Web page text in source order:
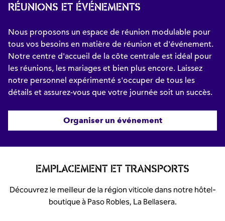
RÉUNIONS ET ÉVÉNEMENTS
Nous proposons un espace de réunion modulable pour
tous vos besoins en matière de réunion et d'événement.
Notre centre d'accueil de la côte centrale est idéal pour
les réunions, les mariages et bien plus encore. Laissez
notre personnel expérimenté s'occuper de tous les
détails et assurez-vous que votre journée soit un succès.
Organiser un événement
EMPLACEMENT ET TRANSPORTS
Découvrez le meilleur de la région viticole dans notre hôtel-
boutique à Paso Robles, La Bellasera.